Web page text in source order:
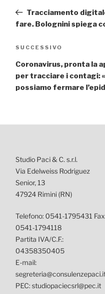
Tracciamento
fare. Bolognini spiega
Articolo
SUCCESSIVO
Coronavirus, pronta la
per tracciare i contagi:
possiamo fermare
Studio Paci & C. s.r.l.
Via Edelweiss Rodriguez
Senior, 13
47924 Rimini (RN)
Telefono: 0541-1795431
0541-1794118
Partita IVA/C.F.:
04358350405
E-mail:
PEC: studiopaciecsrl@pec.it